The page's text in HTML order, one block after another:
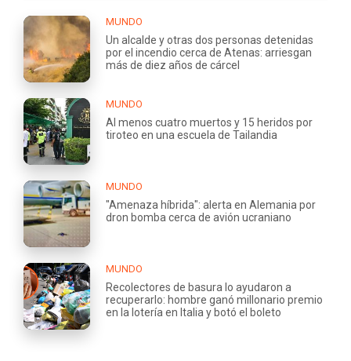
MUNDO
Un alcalde y otras dos personas detenidas
por el incendio cerca de Atenas: arriesgan
más de diez años de cárcel
MUNDO
Al menos cuatro muertos y 15 heridos por
tiroteo en una escuela de Tailandia
MUNDO
"Amenaza híbrida": alerta en Alemania por
dron bomba cerca de avión ucraniano
MUNDO
Recolectores de basura lo ayudaron a
recuperarlo: hombre ganó millonario premio
en la lotería en Italia y botó el boleto